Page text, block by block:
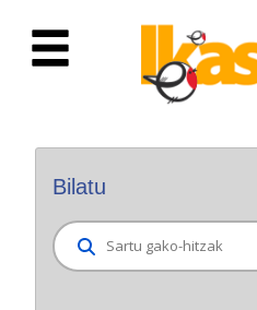
Eduki nagusira joan
Bilatu